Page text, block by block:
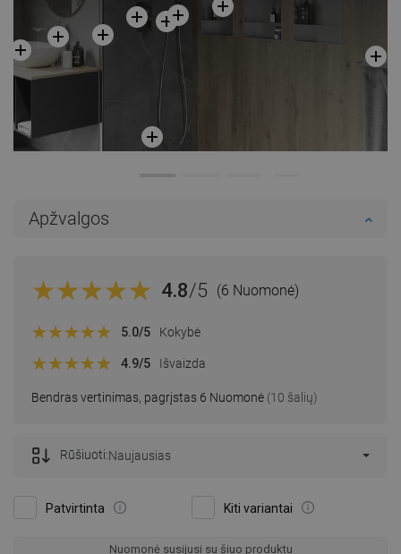
Apžvalgos
4.8/5 (6 Nuomonė)
Bendras vertinimas, pagrįstas 6 Nuomonė (10 šalių)
5.0/5 Kokybė
4.9/5 Išvaizda
Patvirtinta Kiti variantai
Rūšiuoti:Naujausias
Nuomonė susijusi su šiuo produktu